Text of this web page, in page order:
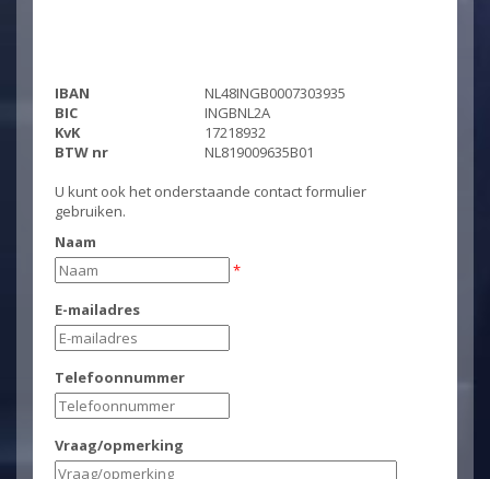
IBAN
NL48INGB0007303935
BIC
INGBNL2A
KvK
17218932
BTW nr
NL819009635B01
U kunt ook het onderstaande contact formulier
gebruiken.
Naam
*
E-mailadres
Telefoonnummer
Vraag/opmerking